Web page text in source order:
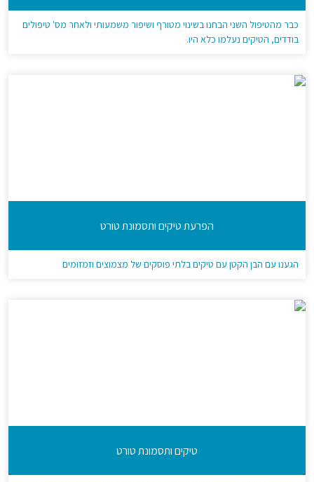
כבר מהטיפול השני הבחנו בשינוי מטורף ושיפור משמעותי ולאחר מס' טיפולים
בודדים, הטיקים נעלמו כלא היו.
הפרעת טיקים ותסמונת טורט
הגענו עם הבן הקטן עם טיקים בלתי פוסקים של מצמוצים וזמזומים
טיקים ותסמונת טורט